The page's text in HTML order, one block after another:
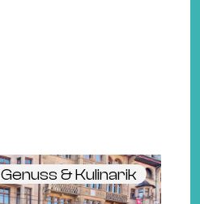
Genuss & Kulinarik